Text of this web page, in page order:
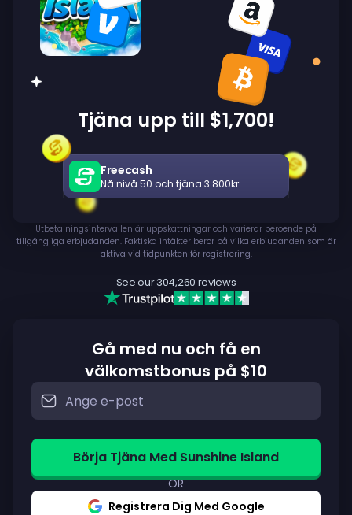
Tjäna upp till $1,700!
Freecash
Nå nivå 50 och tjäna 3 800kr
Utbetalningsintervallen är uppskattningar och varierar beroende på
tillgängliga erbjudanden. Faktiska intäkter beror på vilka erbjudanden som är
aktiva vid tidpunkten för registrering.
See our304,260 reviews
Gå med nu och få en
välkomstbonus på $10
Börja Tjäna Med Sunshine Island
OR
Registrera Dig Med Google